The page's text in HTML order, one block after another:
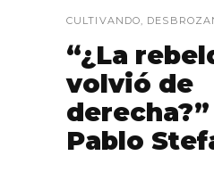
CULTIVANDO,
“¿La
volvió de
Pablo